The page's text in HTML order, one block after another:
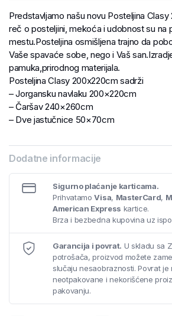
Predstavljamo našu novu Posteljina
reč o posteljini, mekoća i udobnost su na
mestu.Posteljina osmišljena trajno da
Vaše spavaće sobe, nego i Vaš
pamuka,prirodnog materijala.
Posteljina Clasy 200x220cm sadrži
– Jorgansku navlaku 200×220cm
– Čaršav 240×260cm
– Dve jastučnice 50×70cm
Dodatne informacije
Sigurno plaćanje karticama.
PrihvatamoVisa, MasterCard,
American Express kartice.
Brza i bezbedna kupovina uz
Garancija i povrat. U skladu sa
potrošača, proizvod možete
slučaju nesaobraznosti. Povrat je
neotpakovane i nekorišćene
pakovanju.